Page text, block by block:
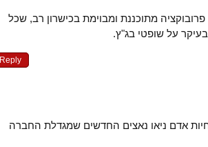
פרובוקציה מתוכננת ומבוימת בכישרון רב, שכל
על שופטי בג"ץ.
Reply
אדם ניאו נאצים החדשים שמגדלת החברה